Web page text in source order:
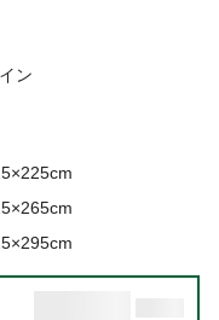
ン